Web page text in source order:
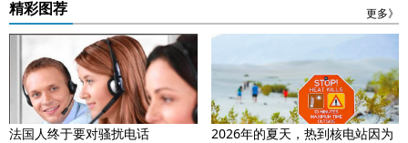
精彩图荐 更多》
法国人终于要对骚扰电话
2026年的夏天，热到核电站因为